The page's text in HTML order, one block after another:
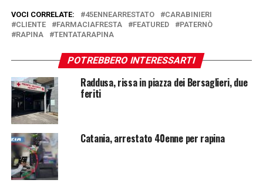
VOCI CORRELATE: 45ENNEARRESTATO
CARABINIERI
CLIENTE
FARMACIAFRESTA FEATURED
PATERNÒ
RAPINA
TENTATARAPINA
POTREBBERO INTERESSARTI
Raddusa, rissa in piazza dei Bersaglieri, due
feriti
Catania, arrestato 40enne per rapina